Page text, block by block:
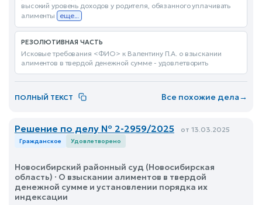
высокий уровень доходов у родителя, обязанного уплачивать
алименты
еще...
РЕЗОЛЮТИВНАЯ ЧАСТЬ
Исковые требования <ФИО> к Валентину П.А. о взыскании
алиментов в твердой денежной сумме - удовлетворить
ПОЛНЫЙ ТЕКСТ Все похожие дела→
Решение по делу № 2-2959/2025 от 13.03.2025
Гражданское Удовлетворено
Новосибирский районный суд (Новосибирская
область) · О взыскании алиментов в твердой
денежной сумме и установлении порядка их
индексации